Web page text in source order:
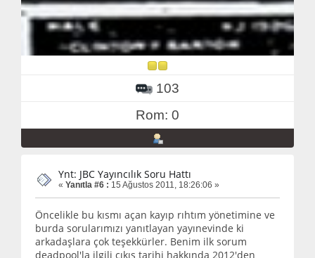
103
Rom: 0
Ynt: JBC Yayıncılık Soru Hattı
« Yanıtla #6 : 15 Ağustos 2011, 18:26:06 »
Öncelikle bu kısmı açan kayıp rıhtım yönetimine ve
burda sorularımızı yanıtlayan yayınevinde ki
arkadaşlara çok teşekkürler. Benim ilk sorum
deadpool'la ilgili çıkış tarihi hakkında 2012'den